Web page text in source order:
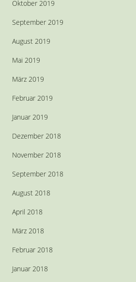
Oktober 2019
September 2019
August 2019
Mai 2019
März 2019
Februar 2019
Januar 2019
Dezember 2018
November 2018
September 2018
August 2018
April 2018
März 2018
Februar 2018
Januar 2018